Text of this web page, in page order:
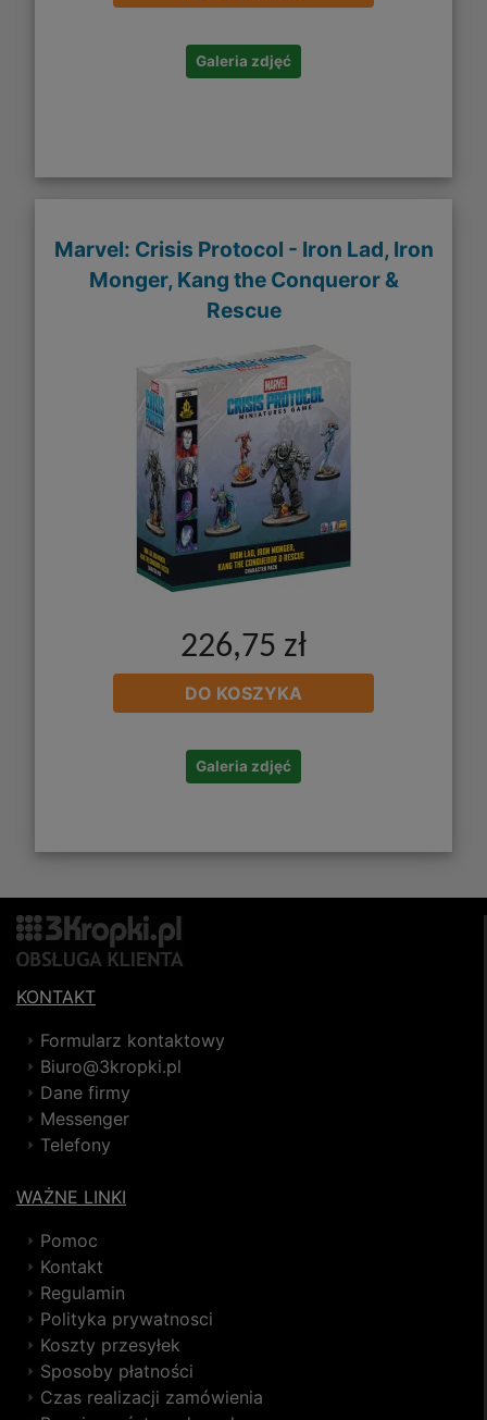
Galeria zdjęć
Marvel: Crisis Protocol - Iron Lad, Iron
Monger, Kang the Conqueror &
Rescue
226,75 zł
DO KOSZYKA
Galeria zdjęć
KONTAKT
Formularz kontaktowy
Biuro@3kropki.pl
Dane firmy
Messenger
Telefony
WAŻNE LINKI
Pomoc
Kontakt
Regulamin
Polityka prywatnosci
Koszty przesyłek
Sposoby płatności
Czas realizacji zamówienia